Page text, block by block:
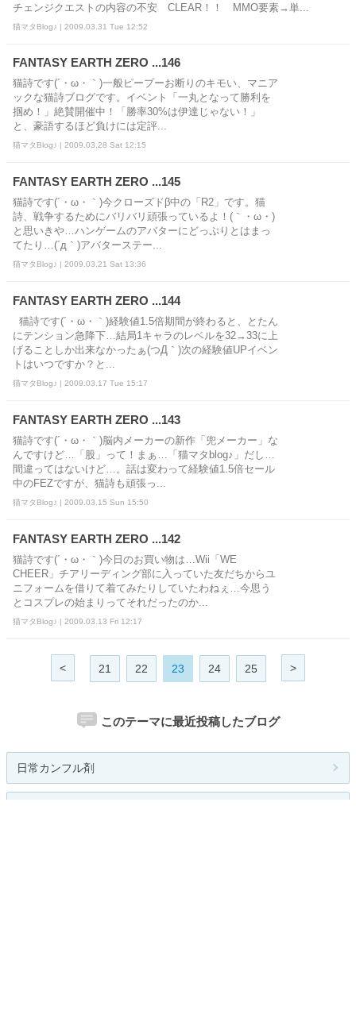
チェンジクエストの内容の不安 CLEAR！！ MMO要素→単...
猫マタBlog♪ | 2009.03.31 Tue 12:52
FANTASY EARTH ZERO ...146
猫詩です(´・ω・｀)一般ピープーお断りのキモい、マニア
ックな猫詩ブログです。イベント「一丸となって勝利を
掴め！」絶賛開催中！「勝率30%は伊達じゃない！」
と、豪語するほど負けには定評...
猫マタBlog♪ | 2009.03.28 Sat 12:15
FANTASY EARTH ZERO ...145
猫詩です(´・ω・｀)今クローズドβ中の「R2」です。猫
詩、戦争するためにバリバリ頑張っているよ！(｀・ω・)
と思いきや…ハンゲームのアバターにどっぷりとはまっ
てたり…(´д｀)アバターステー...
猫マタBlog♪ | 2009.03.21 Sat 13:36
FANTASY EARTH ZERO ...144
猫詩です(´・ω・｀)経験値1.5倍期間が終わると、とたん
にテンション急降下…結局1キャラのレベルを32→33に上
げることしか出来なかったぁ(つД｀)次の経験値UPイベン
トはいつですか？と...
猫マタBlog♪ | 2009.03.17 Tue 15:17
FANTASY EARTH ZERO ...143
猫詩です(´・ω・｀)脳内メーカーの新作「兜メーカー」な
んですけど…「股」って！まぁ…「猫マタblog♪」だし…
間違ってはないけど…。話は変わって経験値1.5倍セール
中のFEZですが、猫詩も頑張っ...
猫マタBlog♪ | 2009.03.15 Sun 15:50
FANTASY EARTH ZERO ...142
猫詩です(´・ω・｀)今日のお買い物は…Wii「WE
CHEER」チアリーディング部に入っていた友だちからユ
ニフォームを借りて着てみたりしていたわねぇ…今思う
とコスプレの始まりってそれだったのか...
猫マタBlog♪ | 2009.03.13 Fri 12:17
< 21 22 23 24 25 >
このテーマに最近投稿したブログ
日常カンフル剤